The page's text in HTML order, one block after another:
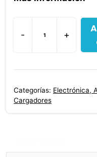
-
Aa
X
+
Categorías: Electrónica,
Cargadores